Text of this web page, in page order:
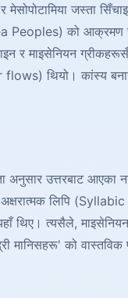
र मेसोपोटामिया जस्ता
Peoples) को
ग्रीकहरूसँग
थियो। कांस्य
उत्तरबाट आएका
लिपि
थिए। त्यसैले,
मानिसहरू' को